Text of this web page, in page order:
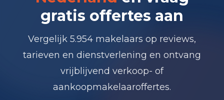
gratis offertes aan
Vergelijk 5.954 makelaars op reviews,
tarieven en dienstverlening en ontvang
vrijblijvend verkoop- of
aankoopmakelaaroffertes.